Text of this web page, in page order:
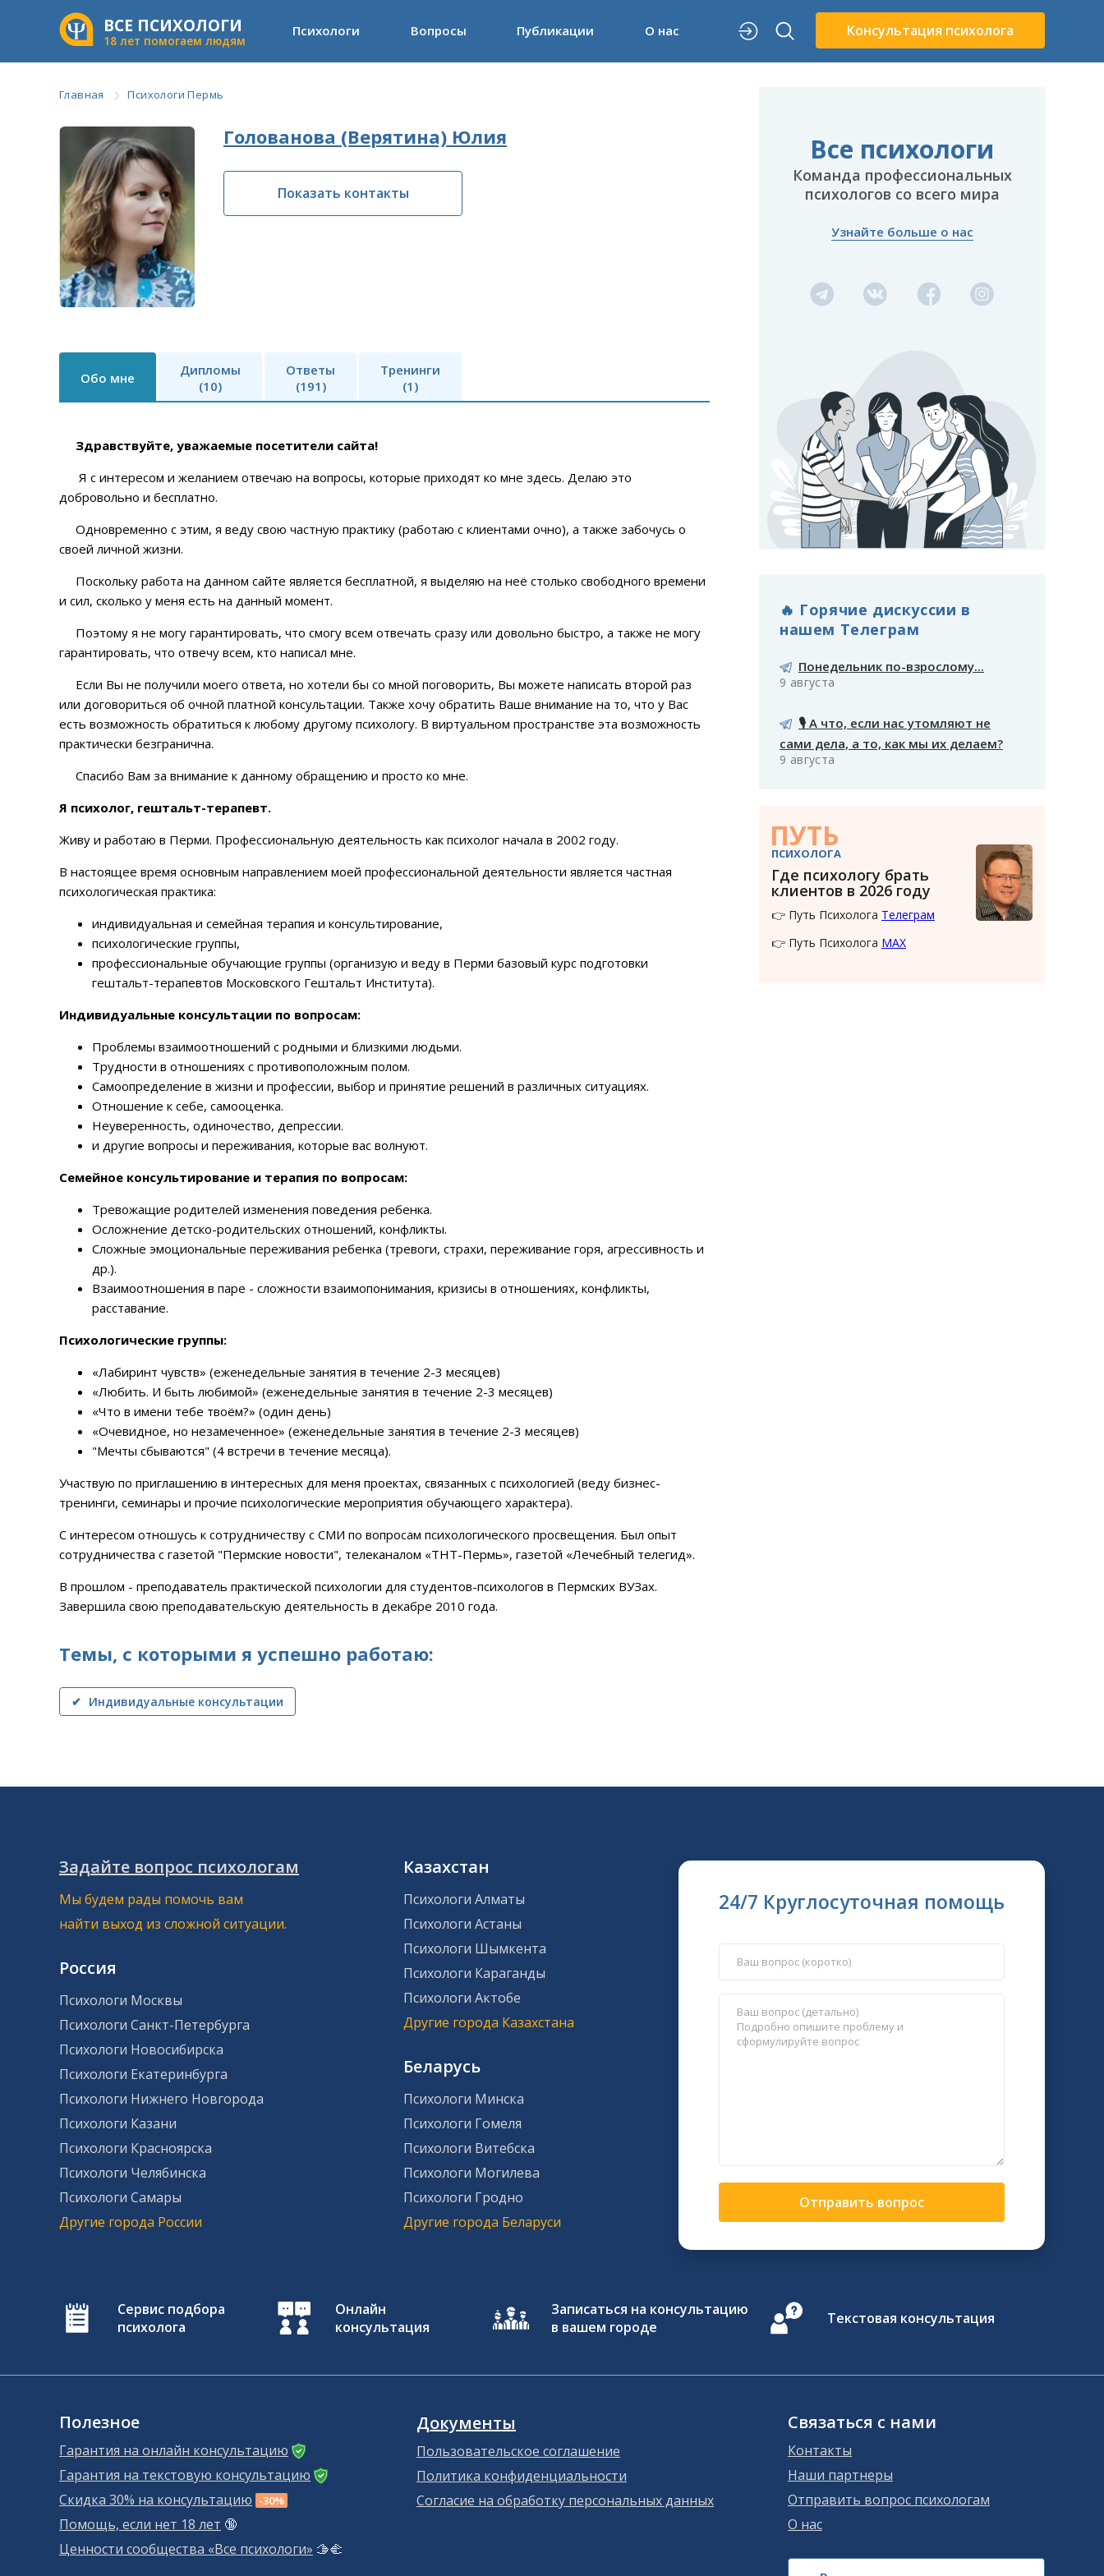
ВСЕ ПСИХОЛОГИ
18 лет помогаем людям
Психологи Вопросы Публикации О нас Консультация психолога
Главная Психологи Пермь
Голованова (Верятина) Юлия
Показать контакты
Обо мне
Дипломы
(10)
Ответы
(191)
Тренинги
(1)
Здравствуйте, уважаемые посетители сайта!
Я с интересом и желанием отвечаю на вопросы, которые приходят ко мне здесь. Делаю это
добровольно и бесплатно.
Одновременно с этим, я веду свою частную практику (работаю с клиентами очно), а также забочусь о
своей личной жизни.
Поскольку работа на данном сайте является бесплатной, я выделяю на неё столько свободного времени
и сил, сколько у меня есть на данный момент.
Поэтому я не могу гарантировать, что смогу всем отвечать сразу или довольно быстро, а также не могу
гарантировать, что отвечу всем, кто написал мне.
Если Вы не получили моего ответа, но хотели бы со мной поговорить, Вы можете написать второй раз
или договориться об очной платной консультации. Также хочу обратить Ваше внимание на то, что у Вас
есть возможность обратиться к любому другому психологу. В виртуальном пространстве эта возможность
практически безгранична.
Спасибо Вам за внимание к данному обращению и просто ко мне.
Я психолог, гештальт-терапевт.
Живу и работаю в Перми. Профессиональную деятельность как психолог начала в 2002 году.
В настоящее время основным направлением моей профессиональной деятельности является частная
психологическая практика:
индивидуальная и семейная терапия и консультирование,
психологические группы,
профессиональные обучающие группы (организую и веду в Перми базовый курс подготовки
гештальт-терапевтов Московского Гештальт Института).
Индивидуальные консультации по вопросам:
Проблемы взаимоотношений с родными и близкими людьми.
Трудности в отношениях с противоположным полом.
Самоопределение в жизни и профессии, выбор и принятие решений в различных ситуациях.
Отношение к себе, самооценка.
Неуверенность, одиночество, депрессии.
и другие вопросы и переживания, которые вас волнуют.
Семейное консультирование и терапия по вопросам:
Тревожащие родителей изменения поведения ребенка.
Осложнение детско-родительских отношений, конфликты.
Сложные эмоциональные переживания ребенка (тревоги, страхи, переживание горя, агрессивность и
др.).
Взаимоотношения в паре - сложности взаимопонимания, кризисы в отношениях, конфликты,
расставание.
Психологические группы:
«Лабиринт чувств» (еженедельные занятия в течение 2-3 месяцев)
«Любить. И быть любимой» (еженедельные занятия в течение 2-3 месяцев)
«Что в имени тебе твоём?» (один день)
«Очевидное, но незамеченное» (еженедельные занятия в течение 2-3 месяцев)
"Мечты сбываются" (4 встречи в течение месяца).
Участвую по приглашению в интересных для меня проектах, связанных с психологией (веду бизнес-
тренинги, семинары и прочие психологические мероприятия обучающего характера).
С интересом отношусь к сотрудничеству с СМИ по вопросам психологического просвещения. Был опыт
сотрудничества с газетой "Пермские новости", телеканалом «ТНТ-Пермь», газетой «Лечебный телегид».
В прошлом - преподаватель практической психологии для студентов-психологов в Пермских ВУЗах.
Завершила свою преподавательскую деятельность в декабре 2010 года.
Темы, с которыми я успешно работаю:
✔ Индивидуальные консультации
Все психологи
Команда профессиональных
психологов со всего мира
Узнайте больше о нас
🔥 Горячие дискуссии в
нашем Телеграм
Понедельник по-взрослому...
9 августа
🎙️ А что, если нас утомляют не
сами дела, а то, как мы их делаем?
9 августа
ПУТЬ
ПСИХОЛОГА
Где психологу брать
клиентов в 2026 году
👉 Путь Психолога Телеграм
👉 Путь Психолога MAX
Задайте вопрос психологам
Мы будем рады помочь вам
найти выход из сложной ситуации.
Россия
Психологи Москвы
Психологи Санкт-Петербурга
Психологи Новосибирска
Психологи Екатеринбурга
Психологи Нижнего Новгорода
Психологи Казани
Психологи Красноярска
Психологи Челябинска
Психологи Самары
Другие города России
Казахстан
Психологи Алматы
Психологи Астаны
Психологи Шымкента
Психологи Караганды
Психологи Актобе
Другие города Казахстана
Беларусь
Психологи Минска
Психологи Гомеля
Психологи Витебска
Психологи Могилева
Психологи Гродно
Другие города Беларуси
24/7 Круглосуточная помощь
Отправить вопрос
Сервис подбора
психолога
Онлайн
консультация
Записаться на консультацию
в вашем городе
Текстовая консультация
Полезное
Гарантия на онлайн консультацию
Гарантия на текстовую консультацию
Скидка 30% на консультацию -30%
Помощь, если нет 18 лет 🔞
Ценности сообщества «Все психологи» 🫱‍🫲
Документы
Пользовательское соглашение
Политика конфиденциальности
Согласие на обработку персональных данных
Связаться с нами
Контакты
Наши партнеры
Отправить вопрос психологам
О нас